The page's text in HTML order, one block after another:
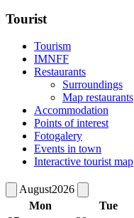
Tourist
Tourism
IMNFF
Restaurants
Surroundings
Map restaurants
Accommodation
Points of interest
Fotogalery
Events in town
Interactive tourist map
August2026
Mon
Tue